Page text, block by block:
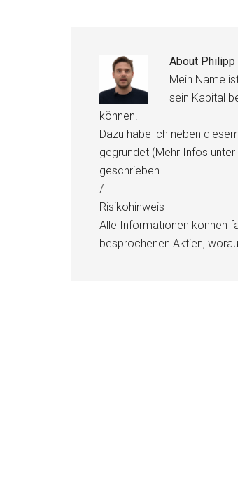
About Philipp
Mein Name
sein Kapital
können.
Dazu habe ich neben
gegründet (Mehr Infos unter
geschrieben.
/
Risikohinweis
Alle Informationen können
besprochenen Aktien,